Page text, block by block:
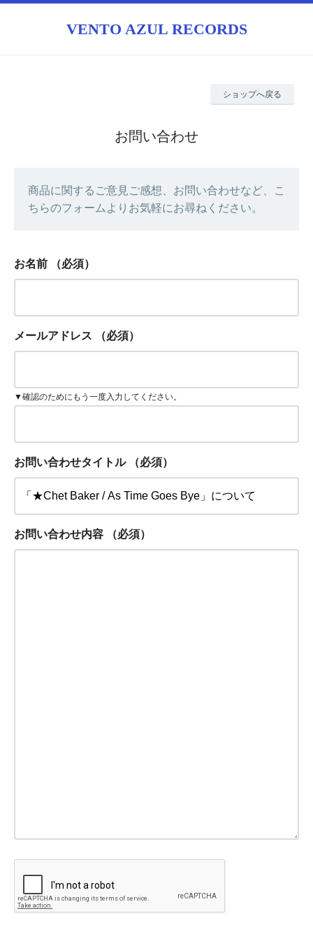
VENTO AZUL RECORDS
ショップへ戻る
お問い合わせ
商品に関するご意見ご感想、お問い合わせなど、こ
ちらのフォームよりお気軽にお尋ねください。
お名前 （必須）
メールアドレス （必須）
▼確認のためにもう一度入力してください。
お問い合わせタイトル （必須）
お問い合わせ内容 （必須）